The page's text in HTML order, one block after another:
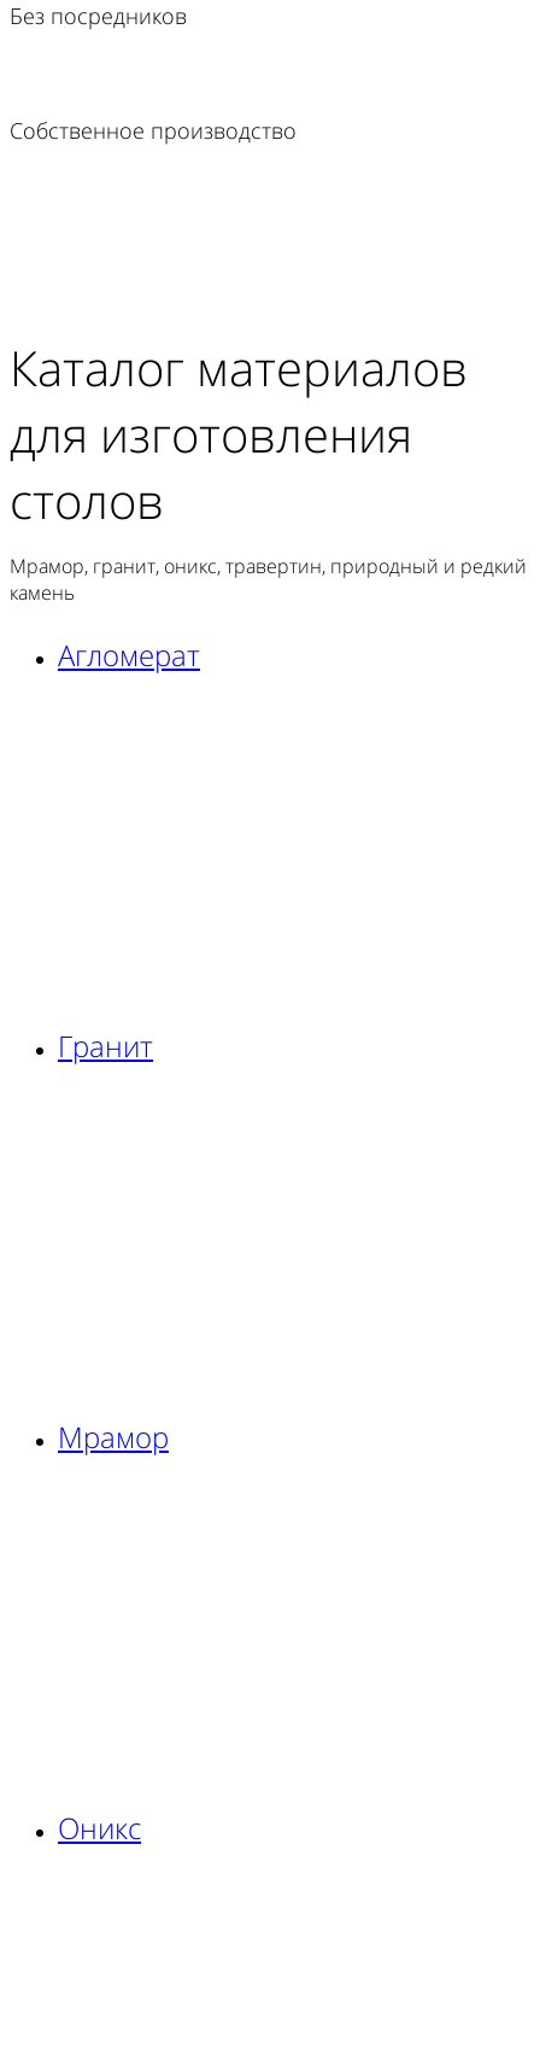
Без посредников
Собственное производство
Каталог материалов
для изготовления
столов
Мрамор, гранит, оникс, травертин, природный и редкий
камень
Агломерат
Гранит
Мрамор
Оникс